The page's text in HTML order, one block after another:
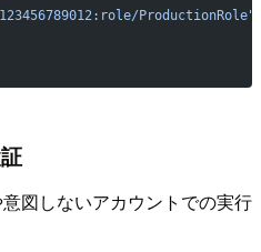
ProductionRole"
図しないアカウントでの実行